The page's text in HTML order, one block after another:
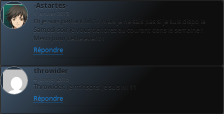
-Astartes-
4 janvier 2015
Oi je suis partant lvl 17 mais je ne sais pas si je suis dispo le
Samedi soir je vous tiendrez au courant dans la semaine !
Merci pour cette event !
Répondre
throwider
4 janvier 2015
Throwider, je m’inscris, je suis lvl 11
Répondre